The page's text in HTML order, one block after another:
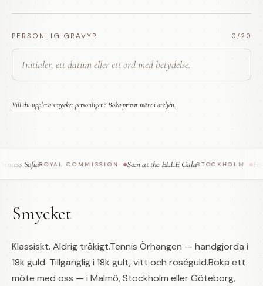
PERSONLIG GRAVYR 0 /20
Vill du uppleva smycket personligen? Boka privat möte i ateljén.
SofiaROYAL COMMISSION · Seen at the ELLE GalaSTOCKHOLM ·
Smycket
Klassiskt. Aldrig tråkigt.Tennis Örhängen — handgjorda i
18k guld. Tillgänglig i 18k gult, vitt och roséguld.Boka ett
möte med oss — i Malmö, Stockholm eller Göteborg,